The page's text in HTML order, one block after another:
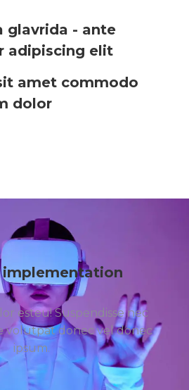
glavrida - ante
adipiscing elit
amet commodo
dolor
esteu! Suspendisse nec
volutpat donec vel donec
ipsum.